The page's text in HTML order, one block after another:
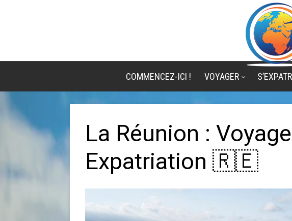
COMMENCEZ-ICI ! VOYAGER
La Réunion :
Expatriation 🇷🇪